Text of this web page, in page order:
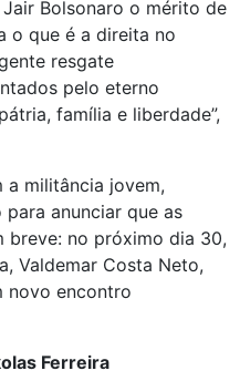
Bolsonaro o mérito de
o que é a direita no
resgate
pelo eterno
família e liberdade”,
a militância jovem,
anunciar que as
breve: no próximo dia 30,
Valdemar Costa Neto,
novo encontro
Ferreira